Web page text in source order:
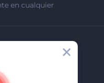
en cualquier